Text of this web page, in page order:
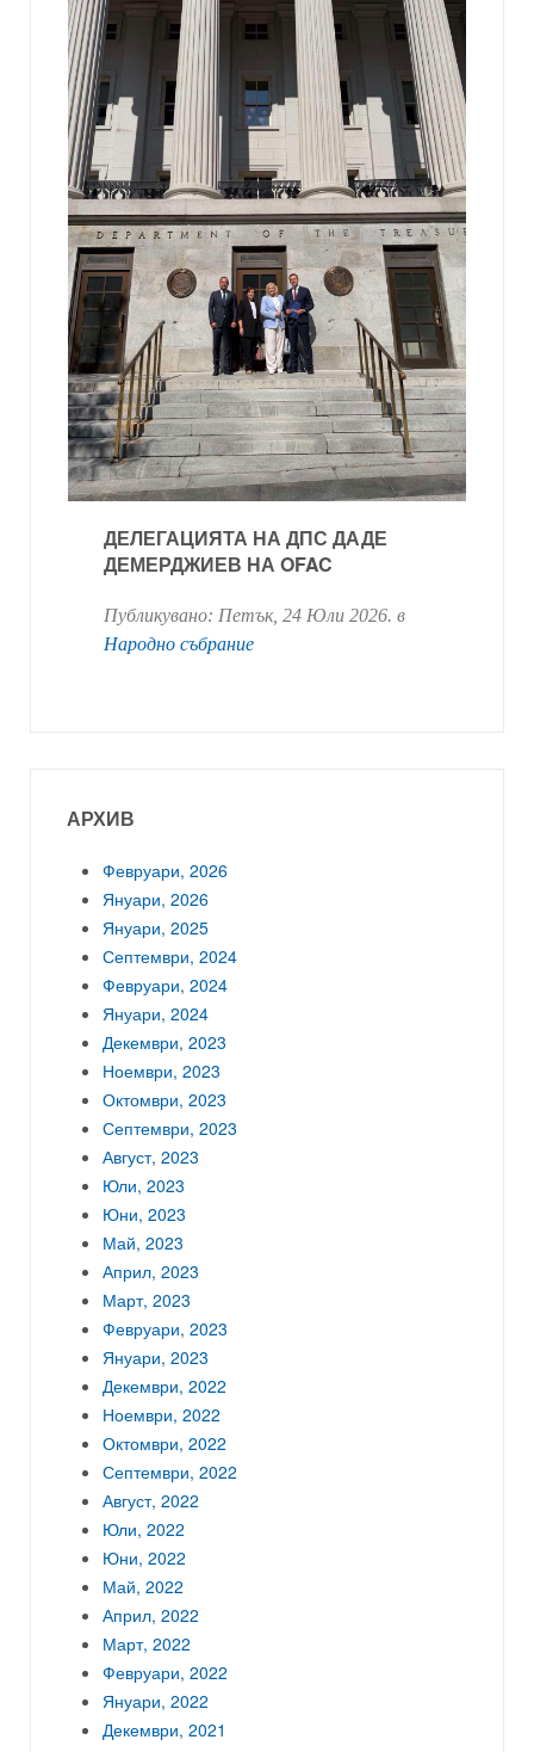
ДЕЛЕГАЦИЯТА НА ДПС ДАДЕ
ДЕМЕРДЖИЕВ НА OFAC
Публикувано: Петък, 24 Юли 2026. в
Народно събрание
АРХИВ
Февруари, 2026
Януари, 2026
Януари, 2025
Септември, 2024
Февруари, 2024
Януари, 2024
Декември, 2023
Ноември, 2023
Октомври, 2023
Септември, 2023
Август, 2023
Юли, 2023
Юни, 2023
Май, 2023
Април, 2023
Март, 2023
Февруари, 2023
Януари, 2023
Декември, 2022
Ноември, 2022
Октомври, 2022
Септември, 2022
Август, 2022
Юли, 2022
Юни, 2022
Май, 2022
Април, 2022
Март, 2022
Февруари, 2022
Януари, 2022
Декември, 2021